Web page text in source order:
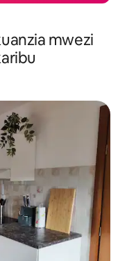
mwezi